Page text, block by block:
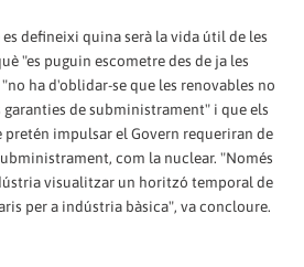
defineixi quina serà la vida útil de les
"es puguin escometre des de ja les
ha d'oblidar-se que les renovables no
de subministrament" i que els
impulsar el Govern requeriran de
com la nuclear. "Només
visualitzar un horitzó temporal de
per a indústria bàsica", va concloure.